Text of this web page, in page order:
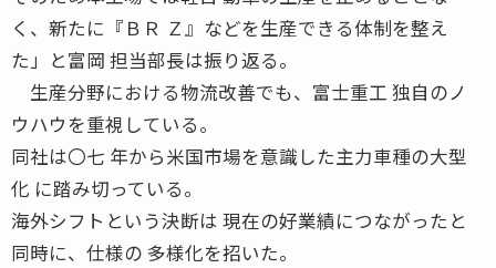
く、新たに『ＢＲ Ｚ』などを生産できる体制を整え
た」と富岡 担当部長は振り返る。
生産分野における物流改善でも、富士重工 独自のノ
ウハウを重視している。
同社は〇七 年から米国市場を意識した主力車種の大型
化 に踏み切っている。
海外シフトという決断は 現在の好業績につながったと
同時に、仕様の 多様化を招いた。